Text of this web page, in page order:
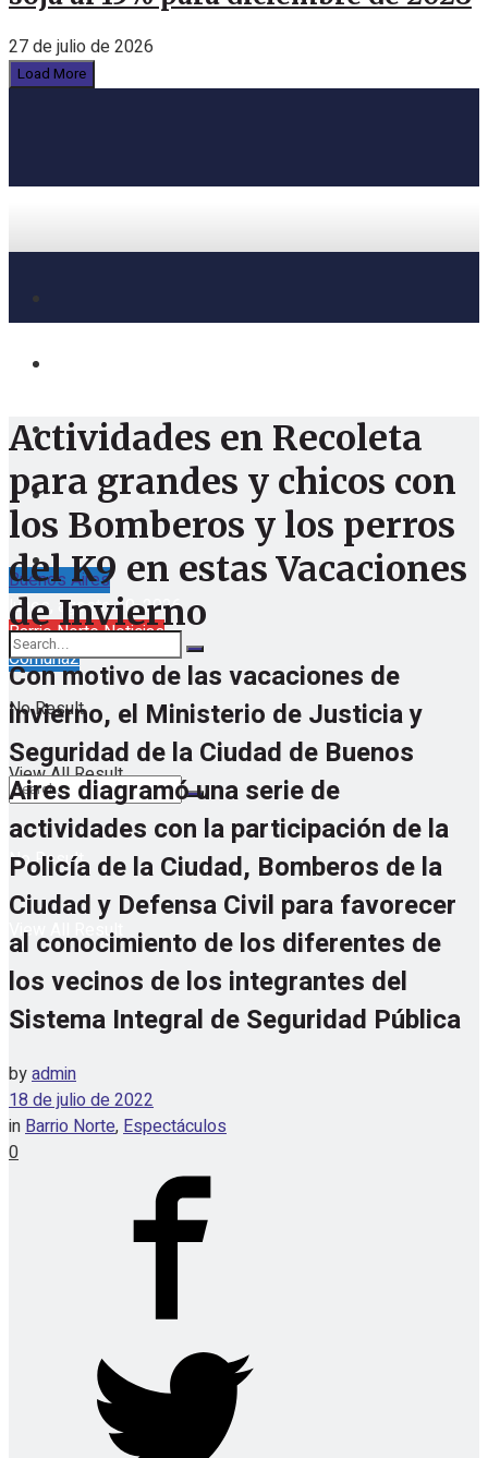
27 de julio de 2026
Load More
Buenos Aires
lunes, agosto 10, 2026
Barrio Norte Noticias
Comuna2
No Result
View All Result
No Result
View All Result
Actividades en Recoleta
para grandes y chicos con
los Bomberos y los perros
del K9 en estas Vacaciones
de Invierno
Con motivo de las vacaciones de
invierno, el Ministerio de Justicia y
Seguridad de la Ciudad de Buenos
Aires diagramó una serie de
actividades con la participación de la
Policía de la Ciudad, Bomberos de la
Ciudad y Defensa Civil para favorecer
al conocimiento de los diferentes de
los vecinos de los integrantes del
Sistema Integral de Seguridad Pública
byadmin
18 de julio de 2022
inBarrio Norte,Espectáculos
0